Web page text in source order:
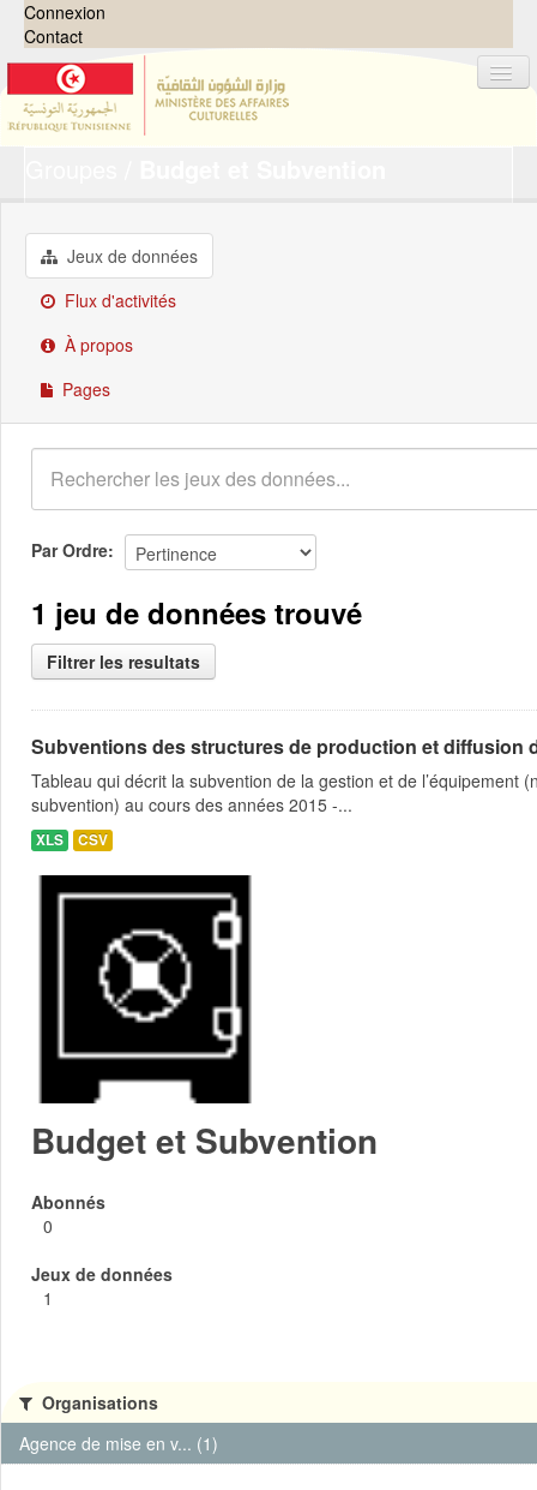
Connexion
Contact
Groupes
Demandes
À propos
Jeux de données
Flux d'activités
À propos
Pages
Par Ordre
1 jeu de données trouvé
Filtrer les resultats
Subventions des structures de production et diffusion
Tableau qui décrit la subvention de la gestion et de
subvention) au cours des années 2015 -...
XLS CSV
Budget et Subvention
Abonnés
0
Jeux de données
1
Organisations
Agence de mise en v... (1)